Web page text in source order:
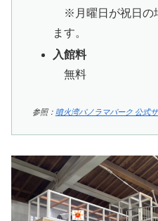
※月曜日が祝日の
ます。
入館料
無料
参照： 噴火湾パノラマパーク 公式